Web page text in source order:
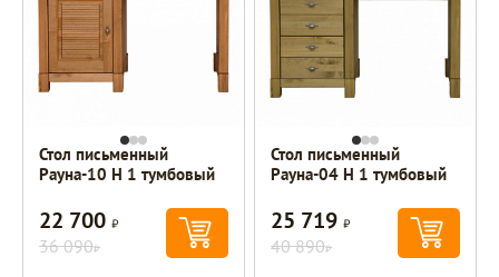
Стол письменный
Рауна-10 Н 1 тумбовый
22 700Р
36 090Р
Стол письменный
Рауна-04 Н 1 тумбовый
25 719Р
40 890Р